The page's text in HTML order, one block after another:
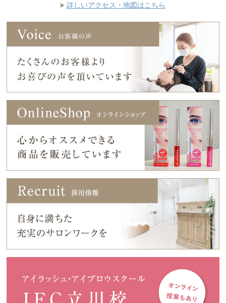
詳しいアクセス・地図はこちら